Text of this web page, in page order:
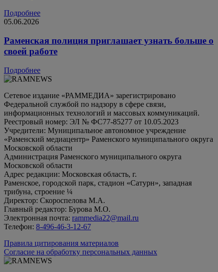
Подробнее
05.06.2026
Раменская полиция приглашает узнать больше о
своей работе
Подробнее
Сетевое издание «РАММЕДИА» зарегистрировано
Федеральной службой по надзору в сфере связи,
информационных технологий и массовых коммуникаций.
Реестровый номер: ЭЛ № ФС77-85277 от 10.05.2023
Учредители: Муниципальное автономное учреждение
«Раменский медиацентр» Раменского муниципального округа
Московской области
Администрация Раменского муниципального округа
Московской области
Адрес редакции: Московская область, г.
Раменское, городской парк, стадион «Сатурн», западная
трибуна, строение ¼
Директор: Скороспелова М.А.
Главный редактор: Бурова М.О.
Электронная почта: rammedia22@mail.ru
Телефон: 8-496-46-3-12-67
Правила цитирования материалов
Согласие на обработку персональных данных